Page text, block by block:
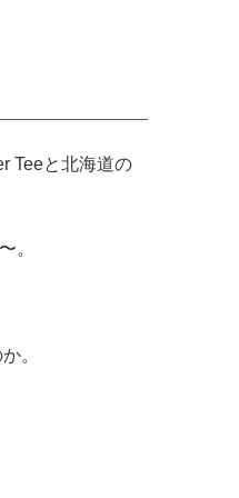
Teeと北海道の
。
。